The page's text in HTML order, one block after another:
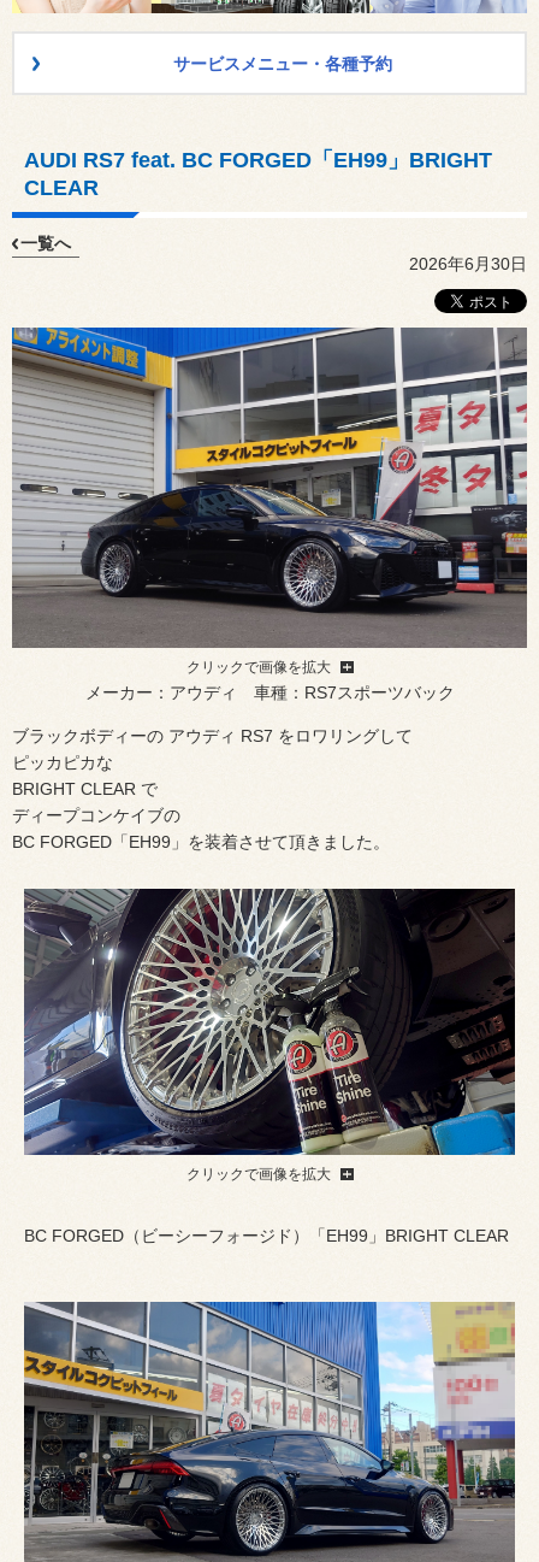
サービスメニュー・各種予約
AUDI RS7 feat. BC FORGED「EH99」BRIGHT
CLEAR
一覧へ
2026年6月30日
クリックで画像を拡大
メーカー：アウディ 車種：RS7スポーツバック
ブラックボディーの アウディ RS7 をロワリングして
ピッカピカな
BRIGHT CLEAR で
ディープコンケイブの
BC FORGED「EH99」を装着させて頂きました。
クリックで画像を拡大
BC FORGED（ビーシーフォージド）「EH99」BRIGHT CLEAR